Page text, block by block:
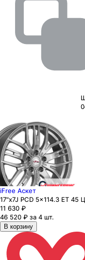
iFree Аскет
17"x7J PCD 5x114.3 ЕТ 45
11 630 ₽
46 520 ₽ за 4 шт.
В корзину